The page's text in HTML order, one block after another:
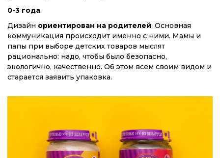
0-3 года
Дизайн ориентирован на родителей. Основная
коммуникация происходит именно с ними. Мамы и
папы при выборе детских товаров мыслят
рационально: надо, чтобы было безопасно,
экологично, качественно. Об этом всем своим видом и
старается заявить упаковка.